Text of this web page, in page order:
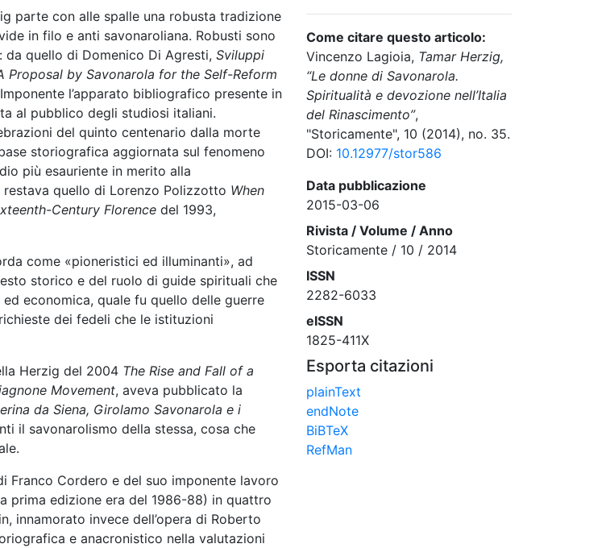
parte con alle spalle una robusta tradizione
in filo e anti savonaroliana. Robusti sono
quello di Domenico Di Agresti, Sviluppi
Proposal by Savonarola for the Self-Reform
l’apparato bibliografico presente in
al pubblico degli studiosi italiani.
del quinto centenario dalla morte
storiografica aggiornata sul fenomeno
più esauriente in merito alla
quello di Lorenzo Polizzotto When
Century Florence del 1993,
come «pioneristici ed illuminanti», ad
storico e del ruolo di guide spirituali che
economica, quale fu quello delle guerre
dei fedeli che le istituzioni
Herzig del 2004 The Rise and Fall of a
Movement, aveva pubblicato la
da Siena, Girolamo Savonarola e i
il savonarolismo della stessa, cosa che
Franco Cordero e del suo imponente lavoro
prima edizione era del 1986-88) in quattro
innamorato invece dell’opera di Roberto
e anacronistico nella valutazioni
Come citare questo articolo:
Vincenzo Lagioia, Tamar Herzig,
“Le donne di Savonarola.
Spiritualità e devozione nell’Italia
del Rinascimento”,
"Storicamente", 10 (2014), no. 35.
DOI: 10.12977/stor586
Data pubblicazione
2015-03-06
Rivista / Volume / Anno
Storicamente / 10 / 2014
ISSN
2282-6033
eISSN
1825-411X
Esporta citazioni
plainText
endNote
BiBTeX
RefMan